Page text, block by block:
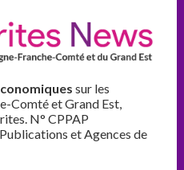
sur les
Comté et Grand Est,
N° CPPAP
et Agences de